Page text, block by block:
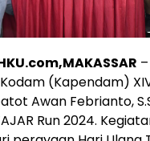
(Kapendam)
Awan Febrianto,
Run 2024.